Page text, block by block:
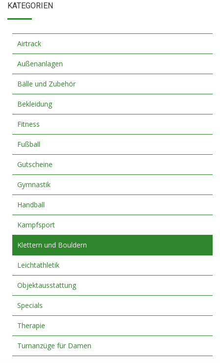
KATEGORIEN
Airtrack
Außenanlagen
Bälle und Zubehör
Bekleidung
Fitness
Fußball
Gutscheine
Gymnastik
Handball
Kampfsport
Klettern und Bouldern
Leichtathletik
Objektausstattung
Specials
Therapie
Turnanzüge für Damen